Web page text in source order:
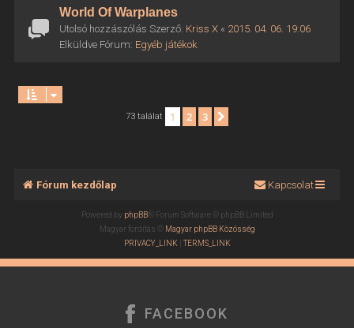
World Of Warplanes
Utolsó hozzászólás Szerző: Kriss X« 2015. 04. 06. 19:06
Elküldve Fórum: Egyéb játékok
73 találat 1 2 3
Fórum kezdőlap Kapcsolat
Powered by phpBB® Forum Software © phpBB Limited
Magyar fordítás ©
Magyar phpBB Közösség
PRIVACY_LINK| TERMS_LINK
FACEBOOK